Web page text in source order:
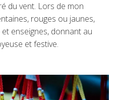
du vent. Lors de mon
rouges ou jaunes,
enseignes, donnant au
et festive.